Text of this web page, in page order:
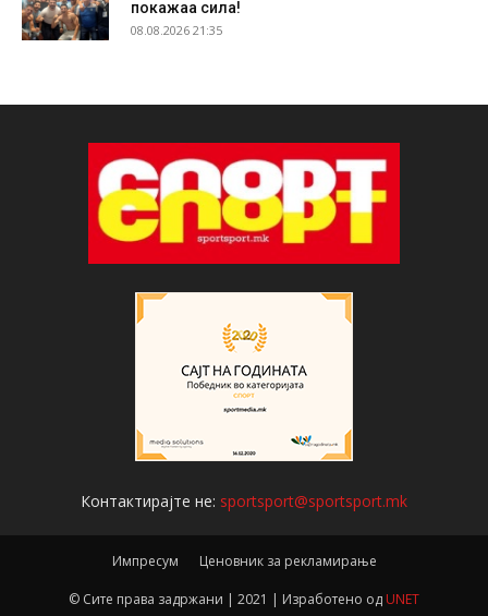
покажаа сила!
08.08.2026 21:35
Контактирајте не: sportsport@sportsport.mk
Импресум Ценовник за рекламирање
© Сите права задржани | 2021 | Изработено од UNET